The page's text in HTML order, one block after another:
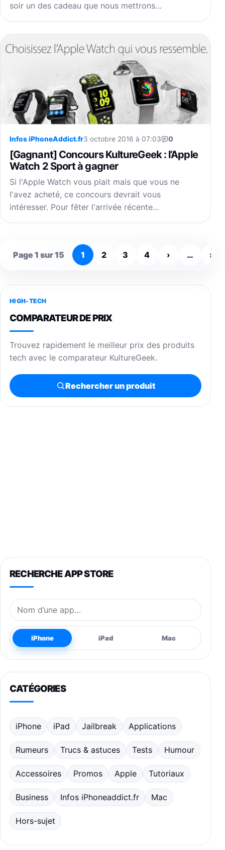
soir un des cadeau que nous mettrons…
Infos iPhoneAddict.fr3 octobre 2016 à 07:03 0
[Gagnant] Concours KultureGeek : l’Apple
Watch 2 Sport à gagner
Si l'Apple Watch vous plait mais que vous ne
l'avez acheté, ce concours devrait vous
intéresser. Pour fêter l'arrivée récente…
Page 1 sur 15 1 2 3 4 › … »
HIGH-TECH
COMPARATEUR DE PRIX
Trouvez rapidement le meilleur prix des produits
tech avec le comparateur KultureGeek.
Rechercher un produit
RECHERCHE APP STORE
Nom de l’application
iPhone iPad Mac
CATÉGORIES
iPhone iPad Jailbreak Applications
Rumeurs Trucs & astuces Tests Humour
Accessoires Promos Apple Tutoriaux
Business Infos iPhoneaddict.fr Mac
Hors-sujet